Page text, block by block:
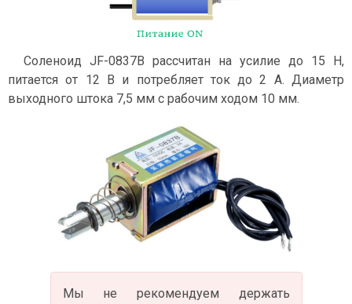
Соленоид JF-0837B рассчитан на усилие до 15 Н,
питается от 12 В и потребляет ток до 2 А. Диаметр
выходного штока 7,5 мм с рабочим ходом 10 мм.
Мы не рекомендуем держать